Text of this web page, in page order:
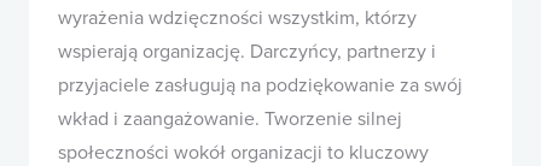
wyrażenia wdzięczności wszystkim, którzy
wspierają organizację. Darczyńcy, partnerzy i
przyjaciele zasługują na podziękowanie za swój
wkład i zaangażowanie. Tworzenie silnej
społeczności wokół organizacji to kluczowy